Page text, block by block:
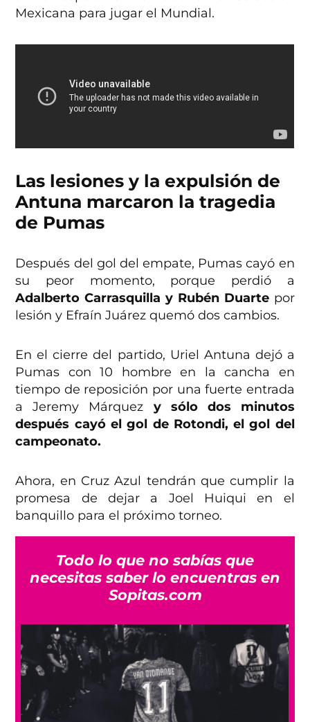
Mexicana para jugar el Mundial.
Las lesiones y la expulsión de
Antuna marcaron la tragedia
de Pumas
Después del gol del empate, Pumas cayó en
su peor momento, porque perdió a
Adalberto Carrasquilla y Rubén Duarte por
lesión y Efraín Juárez quemó dos cambios.
En el cierre del partido, Uriel Antuna dejó a
Pumas con 10 hombre en la cancha en
tiempo de reposición por una fuerte entrada
a Jeremy Márquez y sólo dos minutos
después cayó el gol de Rotondi, el gol del
campeonato.
Ahora, en Cruz Azul tendrán que cumplir la
promesa de dejar a Joel Huiqui en el
banquillo para el próximo torneo.
Todo lo que no sabías que
necesitas saber lo encuentras en
Sopitas.com